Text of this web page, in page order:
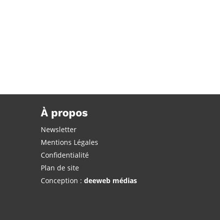
À propos
Newsletter
Mentions Légales
Confidentialité
Plan de site
Conception : deeweb médias